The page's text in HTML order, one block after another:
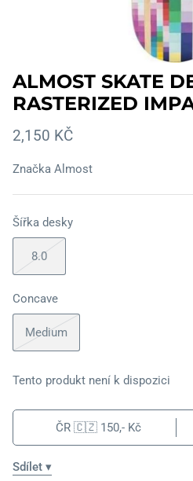
ALMOST SKATE
RASTERIZED
2,150 KČ
Značka Almost
Šířka desky
8.0
Concave
Medium
Tento produkt není k dispozici
ČR 🇨🇿 150,- Kč
Sdílet ▾